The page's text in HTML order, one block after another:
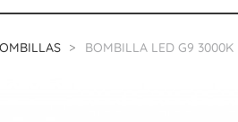
BOMBILLA LED G9